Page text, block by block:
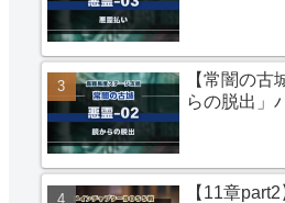
【常闇の古
らの脱出」
【11章